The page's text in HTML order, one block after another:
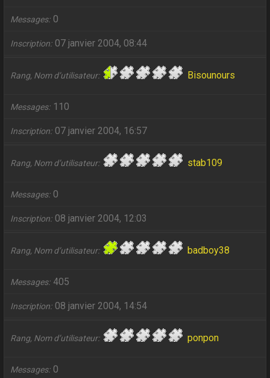
Messages 0
Inscription 07 janvier 2004, 08:44
Rang, Nom d’utilisateur Bisounours
Messages 110
Inscription 07 janvier 2004, 16:57
Rang, Nom d’utilisateur stab109
Messages 0
Inscription 08 janvier 2004, 12:03
Rang, Nom d’utilisateur badboy38
Messages 405
Inscription 08 janvier 2004, 14:54
Rang, Nom d’utilisateur ponpon
Messages 0